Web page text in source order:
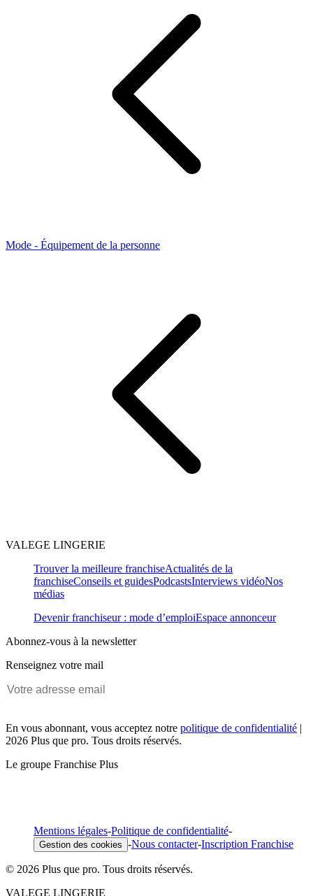
Mode - Équipement de la personne
VALEGE LINGERIE
Trouver la meilleure franchiseActualités de la
franchiseConseils et guidesPodcastsInterviews vidéoNos
médias
Devenir franchiseur : mode d’emploiEspace annonceur
Abonnez-vous à la newsletter
Renseignez votre mail
En vous abonnant, vous acceptez notre politique de confidentialité |
2026 Plus que pro. Tous droits réservés.
Le groupe Franchise Plus
Mentions légales-Politique de confidentialité-
Gestion des cookies -Nous contacter-Inscription Franchise
© 2026 Plus que pro. Tous droits réservés.
VALEGE LINGERIE